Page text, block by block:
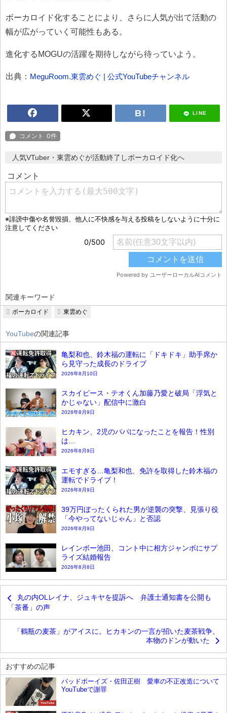
ボーカロイド化することにより、さらに人気が出て活動の
幅が広がっていく可能性もある。
進化するMOGUの活躍を期待しながら待っていよう。
出典： MeguRoom.東雲めぐ | 公式YouTubeチャンネル
LINE
人気VTuber・東雲めぐが活動終了しボーカロイド化へ
関連キーワード
ボーカロイド 東雲めぐ
YouTubeの関連記事
亀梨和也、鈴木福の運転に「ドキドキ」助手席か
ら見守った成長のドライブ
2026年8月10日
スカイピース・テオくん加藤乃愛と破局「浮気と
かじゃない」配信中に激白
2026年8月9日
ヒカキン、2児のパパになったことを報告！性別
は…
2026年8月9日
エモすぎる…亀梨和也、免許を取得した鈴木福の
運転でドライブ！
2026年8月9日
39万円ぼったくられた男が逆襲の突撃、見張り役
「今やってないじゃん」と否認
2026年8月9日
レインボー池田、コント中に相方ジャンボにサプ
ライズ結婚報告
2026年8月8日
丸の内OLレイナ、ジュキヤを提訴へ 弁護士通知書を公開も
「茶番」の声
「鶴瓶の麦茶」がアイスに。ヒカキンの一言が招いた麦茶戦争、
本物のドンが動いた
おすすめの記事
YouTube
バッドボーイズ・佐田正樹 愛車の不正改造について
YouTubeで謝罪